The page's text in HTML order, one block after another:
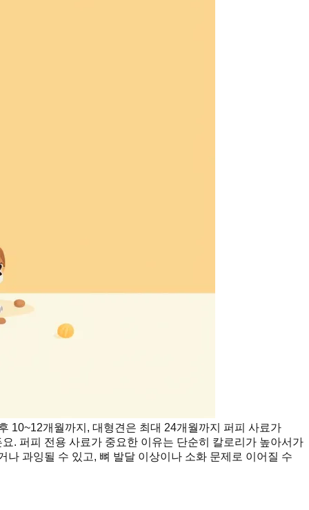
10~12개월까지, 대형견은 최대 24개월까지 퍼피 사료가
. 퍼피 전용 사료가 중요한 이유는 단순히 칼로리가 높아서가
과잉될 수 있고, 뼈 발달 이상이나 소화 문제로 이어질 수